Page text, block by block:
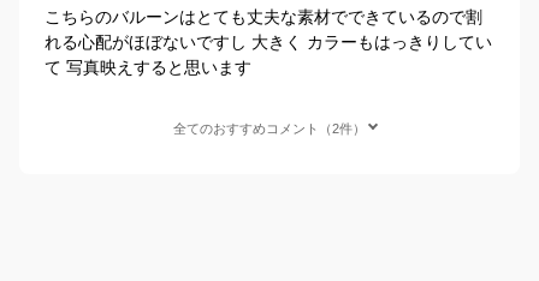
こちらのバルーンはとても丈夫な素材でできているので割
れる心配がほぼないですし 大きく カラーもはっきりしてい
て 写真映えすると思います
全てのおすすめコメント（2件）